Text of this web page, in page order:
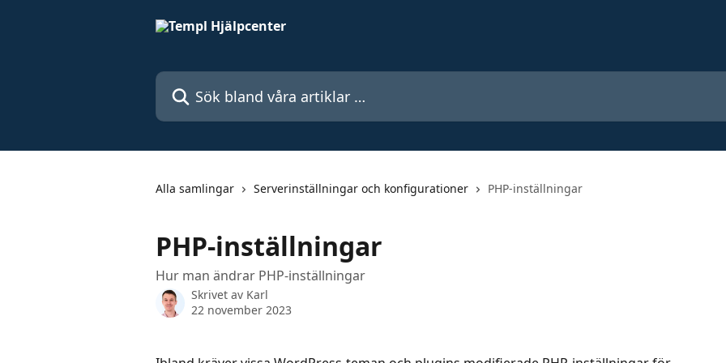
Sök bland våra artiklar …
Alla samlingar Serverinställningar och konfigurationer PHP-inställningar
PHP-inställningar
Hur man ändrar PHP-inställningar
Skrivet av Karl
22 november 2023